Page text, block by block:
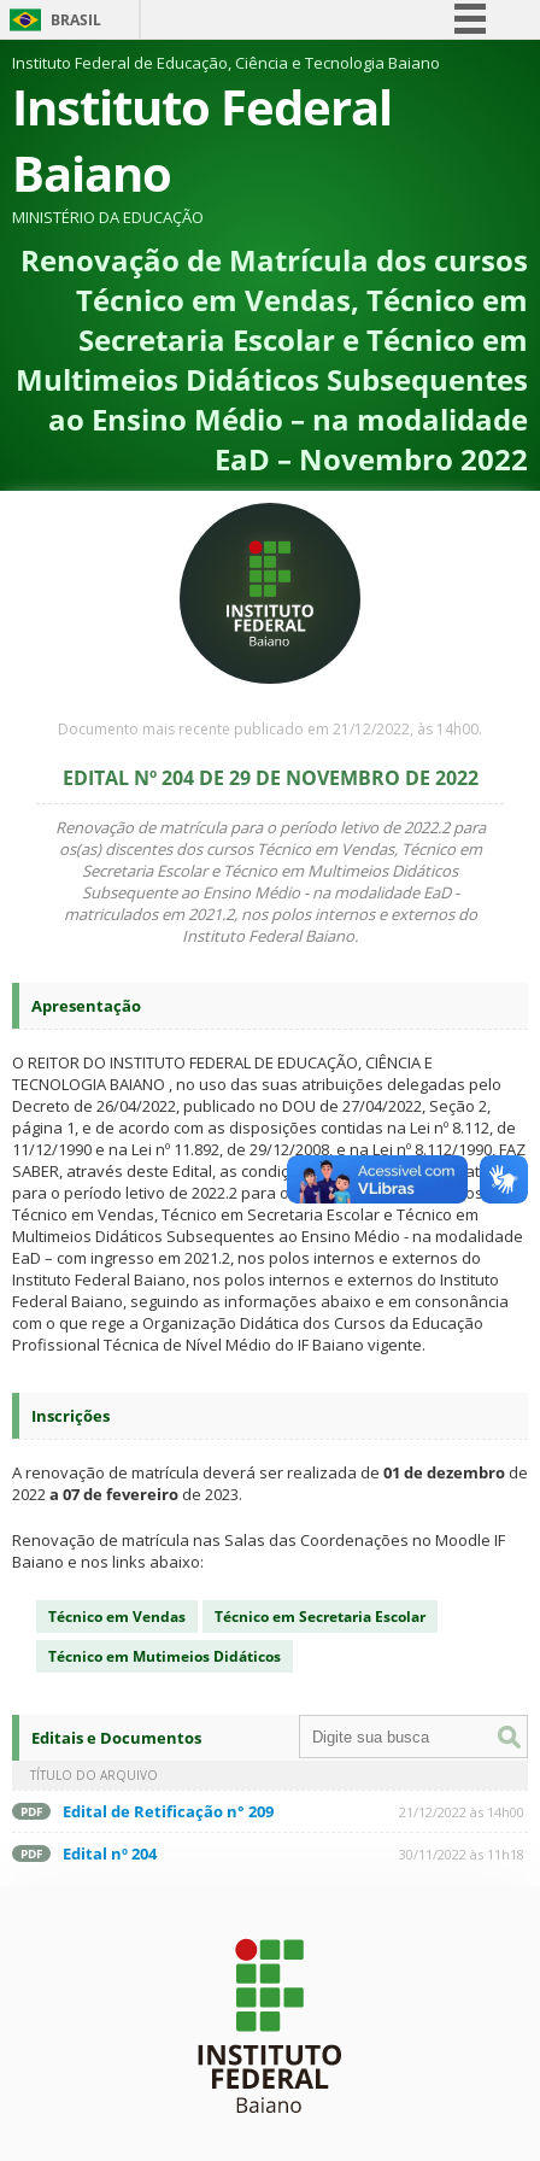
BRASIL
Simplifique!
Comunica BR
Canais
Instituto Federal de Educação, Ciência e Tecnologia Baiano
Instituto Federal
Baiano
MINISTÉRIO DA EDUCAÇÃO
Renovação de Matrícula dos cursos
Técnico em Vendas, Técnico em
Secretaria Escolar e Técnico em
Multimeios Didáticos Subsequentes
ao Ensino Médio – na modalidade
EaD – Novembro 2022
Documento mais recente publicado em 21/12/2022, às 14h00.
EDITAL Nº 204 DE 29 DE NOVEMBRO DE 2022
Renovação de matrícula para o período letivo de 2022.2 para
os(as) discentes dos cursos Técnico em Vendas, Técnico em
Secretaria Escolar e Técnico em Multimeios Didáticos
Subsequente ao Ensino Médio - na modalidade EaD -
matriculados em 2021.2, nos polos internos e externos do
Instituto Federal Baiano.
Apresentação
O REITOR DO INSTITUTO FEDERAL DE EDUCAÇÃO, CIÊNCIA E
TECNOLOGIA BAIANO , no uso das suas atribuições delegadas pelo
Decreto de 26/04/2022, publicado no DOU de 27/04/2022, Seção 2,
página 1, e de acordo com as disposições contidas na Lei nº 8.112, de
11/12/1990 e na Lei nº 11.892, de 29/12/2008, e na Lei nº 8.112/1990, FAZ
SABER, através deste Edital, as condições de Renovação de Matrícula
para o período letivo de 2022.2 para os(as) discentes dos cursos
Técnico em Vendas, Técnico em Secretaria Escolar e Técnico em
Multimeios Didáticos Subsequentes ao Ensino Médio - na modalidade
EaD – com ingresso em 2021.2, nos polos internos e externos do
Instituto Federal Baiano, nos polos internos e externos do Instituto
Federal Baiano, seguindo as informações abaixo e em consonância
com o que rege a Organização Didática dos Cursos da Educação
Profissional Técnica de Nível Médio do IF Baiano vigente.
Inscrições
A renovação de matrícula deverá ser realizada de 01 de dezembro de
2022a 07 de fevereiro de 2023.
Renovação de matrícula nas Salas das Coordenações no Moodle IF
Baiano e nos links abaixo:
Técnico em Vendas
Técnico em Secretaria Escolar
Técnico em Mutimeios Didáticos
Editais e Documentos
TÍTULO DO ARQUIVO
PDF Edital de Retificação n° 209 21/12/2022 às 14h00
PDF Edital nº 204 30/11/2022 às 11h18